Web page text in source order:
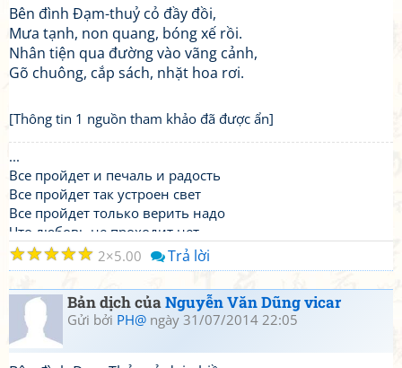
Bên đình Đạm-thuỷ cỏ đầy đồi,
Mưa tạnh, non quang, bóng xế rồi.
Nhân tiện qua đường vào vãng cảnh,
Gõ chuông, cắp sách, nhặt hoa rơi.
[Thông tin 1 nguồn tham khảo đã được ẩn]
...
Все пройдет и печаль и радость
Все пройдет так устроен свет
Все пройдет только верить надо
Что любовь не проходит нет ..
☆
☆
☆
☆
☆ 2 5.00 Trả lời
Bản dịch củaNguyễn Văn Dũng vicar
Gửi bởi PH@ ngày 31/07/2014 22:05